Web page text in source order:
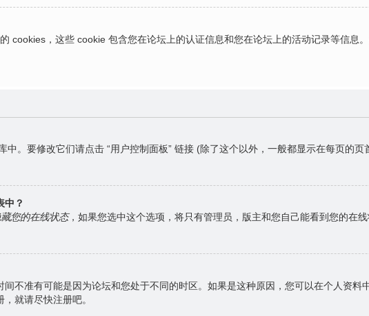
cookies，这些 cookie 包含您在论坛上的认证信息和您在论坛上的活动记录等信
。要修改它们请点击 “用户控制面板” 链接 (除了这个以外，一般都显示在每页的页
中？
您的在线状态，如果您选中这个选项，将只有管理员，版主和您自己能看到您的在线
不准有可能是因为论坛和您处于不同的时区。如果是这种原因，您可以在个人资
就请尽快注册吧。